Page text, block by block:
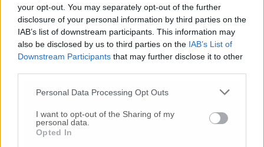
your opt-out. You may separately opt-out of the further
disclosure of your personal information by third parties on the
IAB’s list of downstream participants. This information may
also be disclosed by us to third parties on the IAB’s List of
Downstream Participants that may further disclose it to other
Personal Data Processing Opt Outs
I want to opt-out of the Sharing of my
personal data.
Opted In